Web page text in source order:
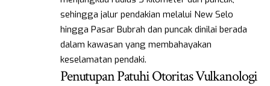
sehingga jalur pendakian melalui New Selo
hingga Pasar Bubrah dan puncak dinilai berada
dalam kawasan yang membahayakan
keselamatan pendaki.
Penutupan Patuhi Otoritas Vulkanologi